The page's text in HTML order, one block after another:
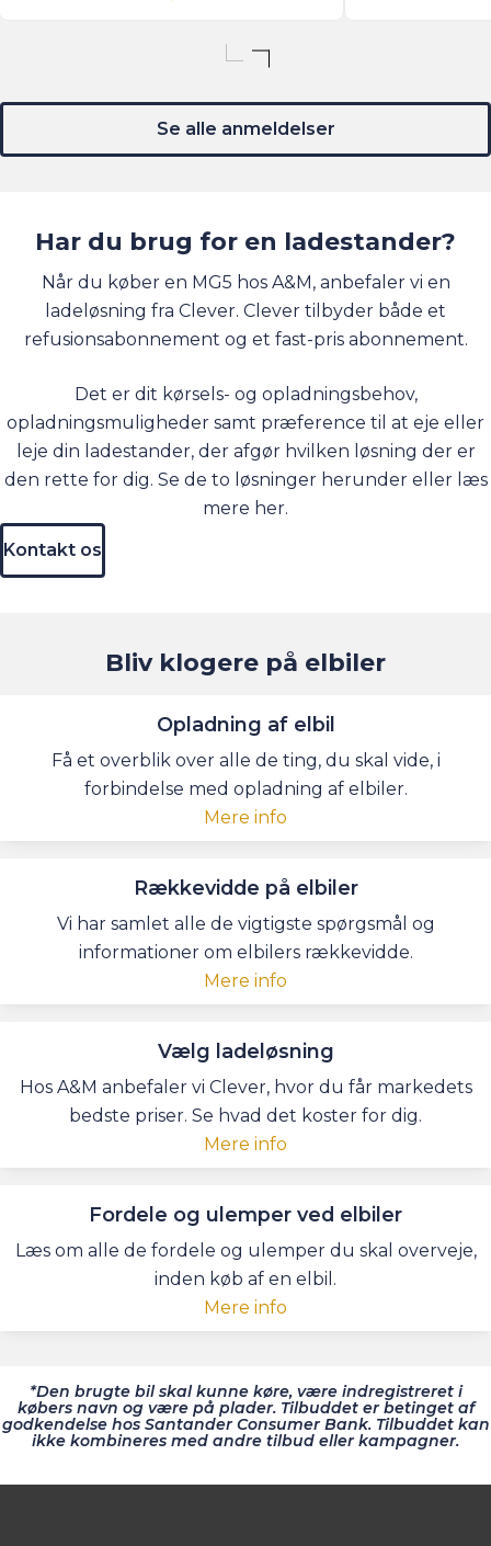
Se alle anmeldelser
Har du brug for en ladestander?
Når du køber en MG5 hos A&M, anbefaler vi en
ladeløsning fra Clever. Clever tilbyder både et
refusionsabonnement og et fast-pris abonnement.
Det er dit kørsels- og opladningsbehov,
opladningsmuligheder samt præference til at eje eller
leje din ladestander, der afgør hvilken løsning der er
den rette for dig. Se de to løsninger herunder eller læs
mere her.
Kontakt os
Bliv klogere på elbiler
Opladning af elbil
Få et overblik over alle de ting, du skal vide, i
forbindelse med opladning af elbiler.
Mere info
Rækkevidde på elbiler
Vi har samlet alle de vigtigste spørgsmål og
informationer om elbilers rækkevidde.
Mere info
Vælg ladeløsning
Hos A&M anbefaler vi Clever, hvor du får markedets
bedste priser. Se hvad det koster for dig.
Mere info
Fordele og ulemper ved elbiler
Læs om alle de fordele og ulemper du skal overveje,
inden køb af en elbil.
Mere info
*Den brugte bil skal kunne køre, være indregistreret i
købers navn og være på plader. Tilbuddet er betinget af
godkendelse hos Santander Consumer Bank. Tilbuddet kan
ikke kombineres med andre tilbud eller kampagner.